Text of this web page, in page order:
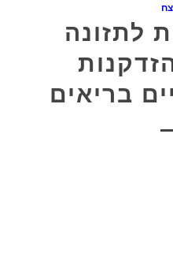
לתזונה
בריאים